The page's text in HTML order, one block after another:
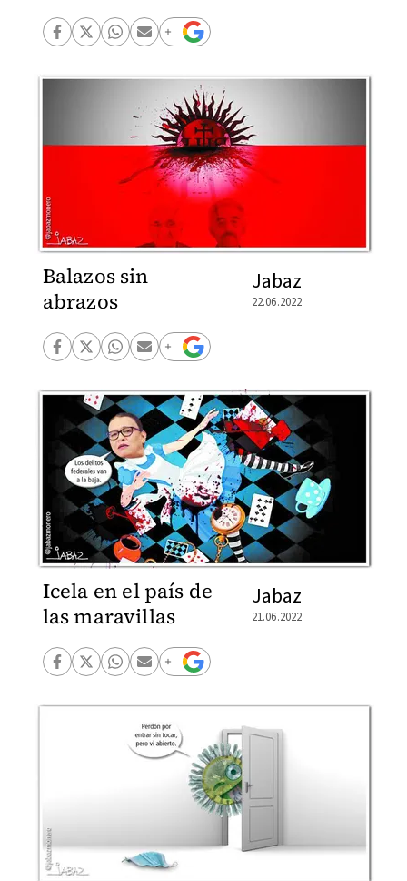
Balazos sin
abrazos
Jabaz
22.06.2022
Icela en el país de
las maravillas
Jabaz
21.06.2022